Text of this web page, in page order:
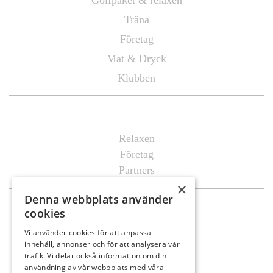
Träna
Företag
Mat & Dryck
Klubben
Relaxen
Företag
Partners
Mat & Dryck
Al’s Corner
Event & festvåning VY
Bistro Bryggan
×
Denna webbplats använder
cookies
Vi använder cookies för att anpassa
innehåll, annonser och för att analysera vår
trafik. Vi delar också information om din
användning av vår webbplats med våra